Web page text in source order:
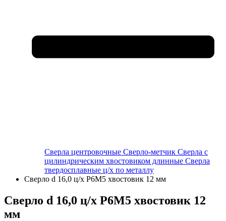
Сверла центровочные Сверло-метчик Сверла с
цилиндрическим хвостовиком длинные Сверла
твердосплавные ц/х по металлу
Сверло d 16,0 ц/х Р6М5 хвостовик 12 мм
Сверло d 16,0 ц/х Р6М5 хвостовик 12
мм